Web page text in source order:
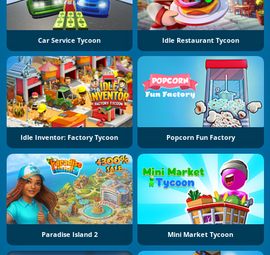
Car Service Tycoon Idle Restaurant Tycoon
Idle Inventor: Factory Tycoon Popcorn Fun Factory
Paradise Island 2 Mini Market Tycoon